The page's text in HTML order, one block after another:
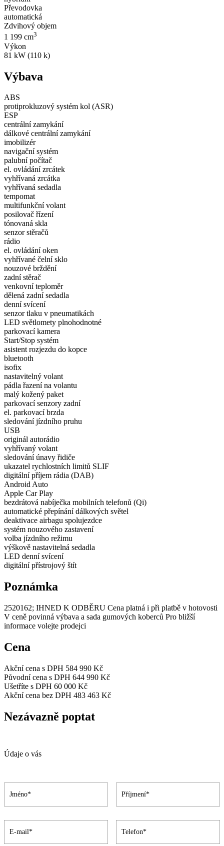
Převodovka
automatická
Zdvihový objem
1 199 cm3
Výkon
81 kW (110 k)
Výbava
ABS
protiprokluzový systém kol (ASR)
ESP
centrální zamykání
dálkové centrální zamykání
imobilizér
navigační systém
palubní počítač
el. ovládání zrcátek
vyhřívaná zrcátka
vyhřívaná sedadla
tempomat
multifunkční volant
posilovač řízení
tónovaná skla
senzor stěračů
rádio
el. ovládání oken
vyhřívané čelní sklo
nouzové brždění
zadní stěrač
venkovní teploměr
dělená zadní sedadla
denní svícení
senzor tlaku v pneumatikách
LED světlomety plnohodnotné
parkovací kamera
Start/Stop systém
asistent rozjezdu do kopce
bluetooth
isofix
nastavitelný volant
pádla řazení na volantu
malý kožený paket
parkovací senzory zadní
el. parkovací brzda
sledování jízdního pruhu
USB
originál autorádio
vyhřívaný volant
sledování únavy řidiče
ukazatel rychlostních limitů SLIF
digitální příjem rádia (DAB)
Android Auto
Apple Car Play
bezdrátová nabíječka mobilních telefonů (Qi)
automatické přepínání dálkových světel
deaktivace airbagu spolujezdce
systém nouzového zastavení
volba jízdního režimu
výškově nastavitelná sedadla
LED denní svícení
digitální přístrojový štít
Poznámka
2520162; IHNED K ODBĚRU Cena platná i při platbě v hotovosti
V ceně povinná výbava a sada gumových koberců Pro bližší
informace volejte prodejci
Cena
Akční cena s DPH 584 990 Kč
Původní cena s DPH 644 990 Kč
Ušetříte s DPH 60 000 Kč
Akční cena bez DPH 483 463 Kč
Nezávazně poptat
Údaje o vás